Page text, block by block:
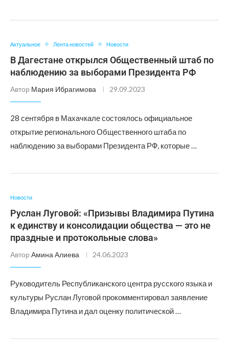
Актуальное Лента новостей Новости
В Дагестане открылся Общественный штаб по
наблюдению за выборами Президента РФ
Автор Мария Ибрагимова 29.09.2023
28 сентября в Махачкале состоялось официальное
открытие регионального Общественного штаба по
наблюдению за выборами Президента РФ, которые …
Новости
Руслан Луговой: «Призывы Владимира Путина
к единству и консолидации общества — это не
праздные и протокольные слова»
Автор Амина Алиева 24.06.2023
Руководитель Республиканского центра русского языка и
культуры Руслан Луговой прокомментировал заявление
Владимира Путина и дал оценку политической …